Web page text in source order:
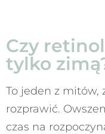
Czy
tylko
To jeden z mitów,
rozprawić.
czas na